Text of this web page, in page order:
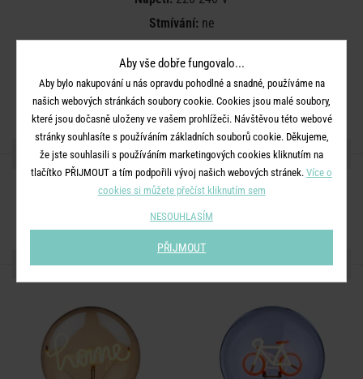
Stmívání:ne
Podstavec není součástí balení
SDÍLEJTE S PŘÁTELI
DALŠÍ PRODUKTY ZE SÉRIE
Aby vše dobře fungovalo...
Aby bylo nakupování u nás opravdu pohodlné a snadné, používáme na
našich webových stránkách soubory cookie. Cookies jsou malé soubory,
které jsou dočasně uloženy ve vašem prohlížeči. Návštěvou této webové
stránky souhlasíte s používáním základních souborů cookie. Děkujeme,
že jste souhlasili s používáním marketingových cookies kliknutím na
tlačítko PŘIJMOUT a tím podpořili vývoj našich webových stránek. Více o
cookies si můžete přečíst kliknutím sem
NESOUHLASÍM
PŘIJMOUT